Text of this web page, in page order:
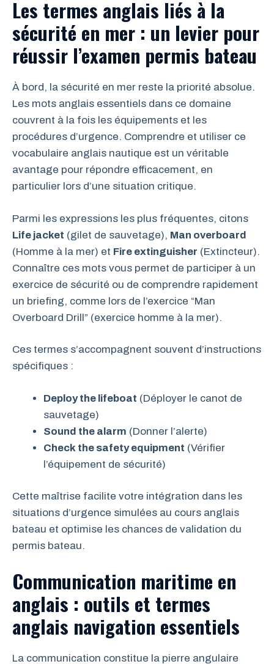
Les termes anglais liés à la
sécurité en mer : un levier pour
réussir l’examen permis bateau
À bord, la sécurité en mer reste la priorité absolue.
Les mots anglais essentiels dans ce domaine
couvrent à la fois les équipements et les
procédures d’urgence. Comprendre et utiliser ce
vocabulaire anglais nautique est un véritable
avantage pour répondre efficacement, en
particulier lors d’une situation critique.
Parmi les expressions les plus fréquentes, citons
Life jacket (gilet de sauvetage), Man overboard
(Homme à la mer) et Fire extinguisher (Extincteur).
Connaître ces mots vous permet de participer à un
exercice de sécurité ou de comprendre rapidement
un briefing, comme lors de l’exercice “Man
Overboard Drill” (exercice homme à la mer).
Ces termes s’accompagnent souvent d’instructions
spécifiques :
Deploy the lifeboat (Déployer le canot de
sauvetage)
Sound the alarm (Donner l’alerte)
Check the safety equipment (Vérifier
l’équipement de sécurité)
Cette maîtrise facilite votre intégration dans les
situations d’urgence simulées au cours anglais
bateau et optimise les chances de validation du
permis bateau.
Communication maritime en
anglais : outils et termes
anglais navigation essentiels
La communication constitue la pierre angulaire